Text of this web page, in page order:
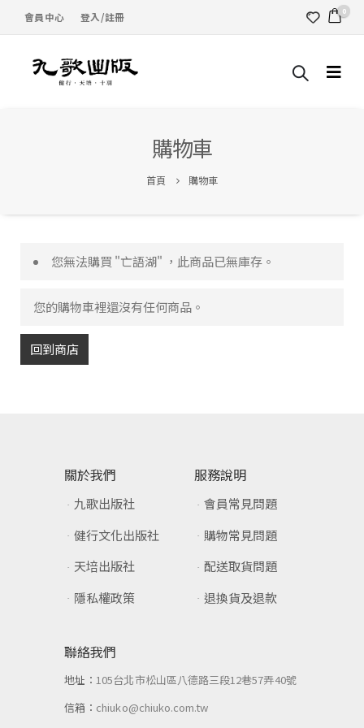
會員中心 登入/註冊 0
購物車
首頁 購物車
您無法購買 "亡語湖" ，此商品已無庫存。
您的購物車裡還沒有任何商品。
回到商店
關於我們
九歌出版社
健行文化出版社
天培出版社
隱私權政策
服務說明
會員常見問題
購物常見問題
配送取貨問題
退換貨及退款
聯絡我們
地址：105台北市松山區八德路三段12巷57弄40號
信箱： chiuko@chiuko.com.tw